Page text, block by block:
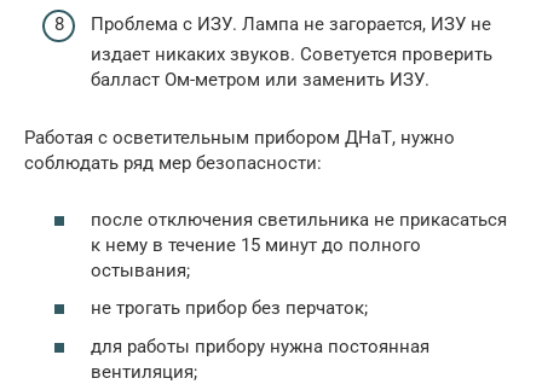
Проблема с ИЗУ. Лампа не загорается, ИЗУ не
издает никаких звуков. Советуется проверить
балласт Ом-метром или заменить ИЗУ.
Работая с осветительным прибором ДНаТ, нужно
соблюдать ряд мер безопасности:
после отключения светильника не прикасаться
к нему в течение 15 минут до полного
остывания;
не трогать прибор без перчаток;
для работы прибору нужна постоянная
вентиляция;